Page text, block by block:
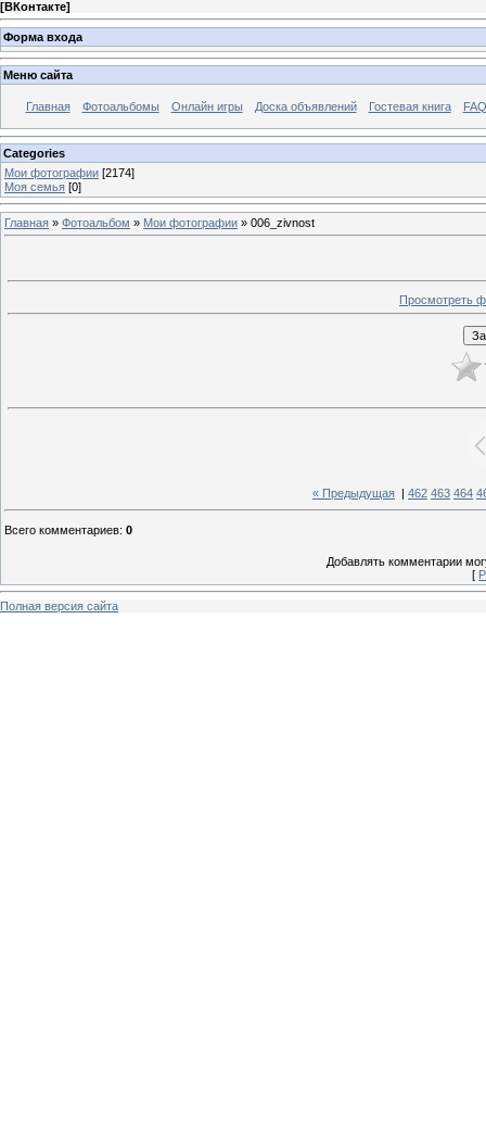
[ВКонтакте]
Форма входа
Меню сайта
Главная Фотоальбомы Онлайн игры Доска объявлений Гостевая книга
Categories
Мои фотографии [2174]
Моя семья [0]
Главная » Фотоальбом » Мои фотографии » 006_zivnost
Просмотреть
« Предыдущая 462 463 464
Всего комментариев: 0
Добавлять комментарии
[
Полная версия сайта